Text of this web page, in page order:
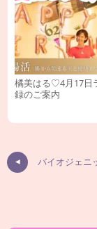
橘美はる♡4月17日
録のご案内
バイオジェニ